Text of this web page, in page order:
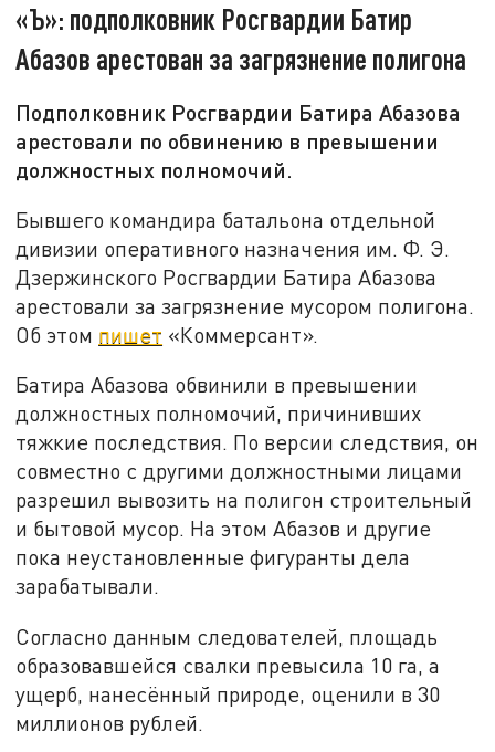
«Ъ»: подполковник Росгвардии Батир
Абазов арестован за загрязнение полигона
Подполковник Росгвардии Батира Абазова
арестовали по обвинению в превышении
должностных полномочий.
Бывшего командира батальона отдельной
дивизии оперативного назначения им. Ф. Э.
Дзержинского Росгвардии Батира Абазова
арестовали за загрязнение мусором полигона.
Об этом пишет «Коммерсант».
Батира Абазова обвинили в превышении
должностных полномочий, причинивших
тяжкие последствия. По версии следствия, он
совместно с другими должностными лицами
разрешил вывозить на полигон строительный
и бытовой мусор. На этом Абазов и другие
пока неустановленные фигуранты дела
зарабатывали.
Согласно данным следователей, площадь
образовавшейся свалки превысила 10 га, а
ущерб, нанесённый природе, оценили в 30
миллионов рублей.